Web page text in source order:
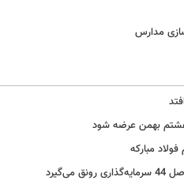
بهمن عرضه شود
مبارکه